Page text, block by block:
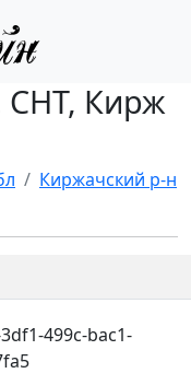
СНТ, Кирж
Киржачский р-н
499c-bac1-